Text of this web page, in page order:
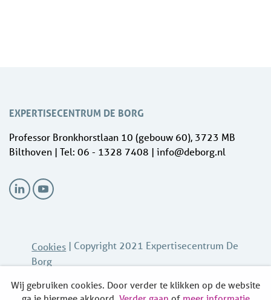
Wij gebruiken cookies. Door verder te klikken op de website
EXPERTISECENTRUM DE BORG
Professor Bronkhorstlaan 10 (gebouw 60), 3723 MB
Bilthoven | Tel: 06 - 1328 7408 | info@deborg.nl
Cookies | Copyright 2021 Expertisecentrum De
Borg